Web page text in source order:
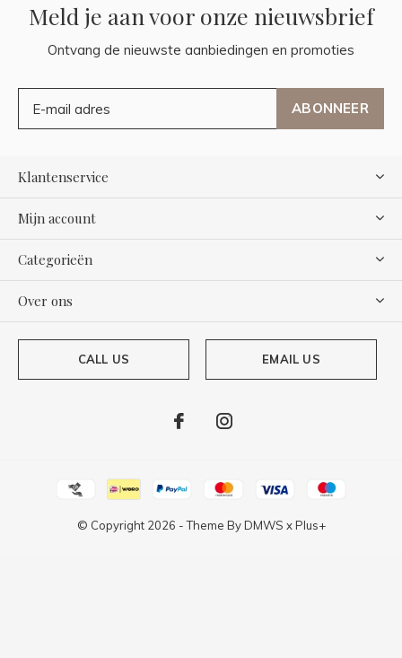
Meld je aan voor onze nieuwsbrief
Ontvang de nieuwste aanbiedingen en promoties
ABONNEER
Klantenservice
Mijn account
Categorieën
Over ons
CALL US EMAIL US
© Copyright 2026 - Theme ByDMWS xPlus+